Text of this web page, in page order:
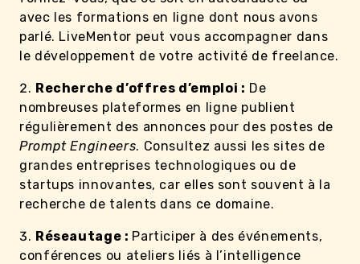
avec les formations en ligne dont nous avons
parlé. LiveMentor peut vous accompagner dans
le développement de votre activité de freelance.
Recherche d’offres d’emploi : De
nombreuses plateformes en ligne publient
régulièrement des annonces pour des postes de
Prompt Engineers. Consultez aussi les sites de
grandes entreprises technologiques ou de
startups innovantes, car elles sont souvent à la
recherche de talents dans ce domaine.
Réseautage : Participer à des événements,
conférences ou ateliers liés à l’intelligence